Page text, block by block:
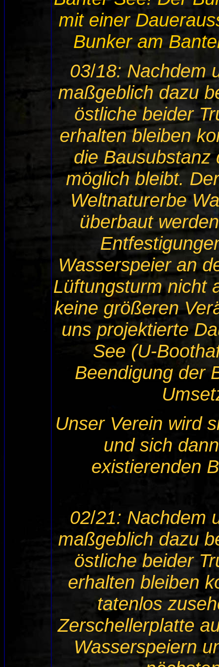
mit einer
Bunker am
03/18: Nachdem
maßgeblich dazu
östliche beider
erhalten bleiben
die Bausubstanz
möglich bleibt.
Weltnaturerbe
überbaut
Wasserspeier an
Lüftungsturm nicht
keine größeren
uns projektierte
See (U-
Beendigung der
Unser Verein wird
und sich
existierenden
02/21: Nachdem
maßgeblich dazu
östliche beider
erhalten bleiben
tatenlos
Zerschellerplatte
Wasserspeiern